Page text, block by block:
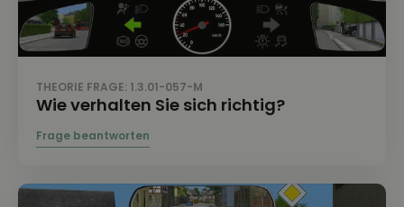
THEORIE FRAGE: 1.3.01-057-M
Wie verhalten Sie sich richtig?